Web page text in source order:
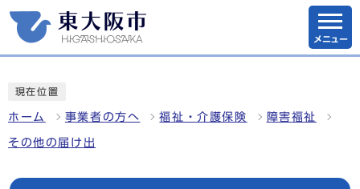
メニュー
現在位置
ホーム 事業者の方へ 福祉・介護保険 障害福祉
その他の届け出